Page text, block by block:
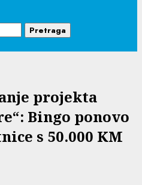
projekta
Bingo ponovo
s 50.000 KM